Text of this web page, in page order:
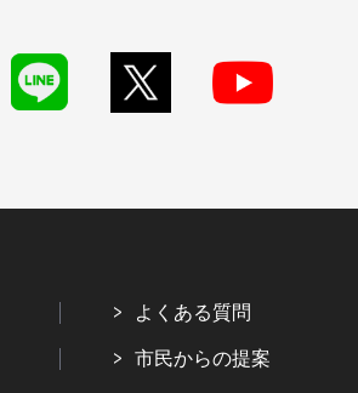
よくある質問
市民からの提案